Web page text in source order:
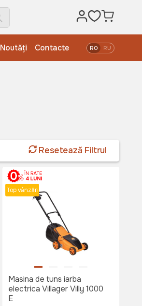
Noutăți Contacte RO RU
Resetează Filtrul
Top vânzări
Masina de tuns iarba
electrica Villager Villy 1000
E